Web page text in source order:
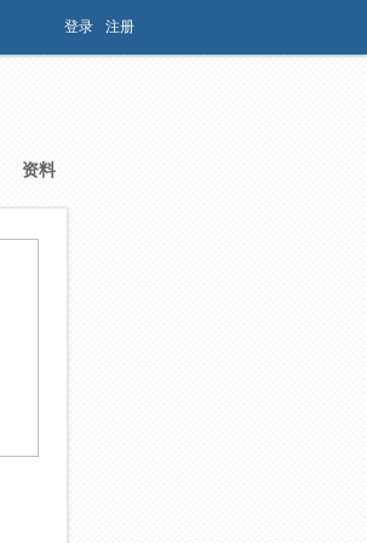
登录 注册
资料